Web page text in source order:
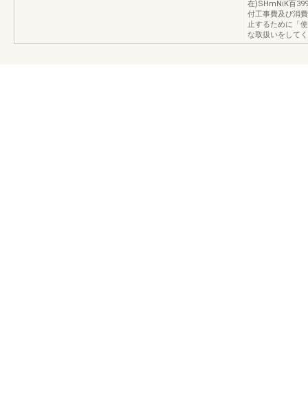
在)SHmNiK百
付工事費及び消
止するために「
な取扱いをして